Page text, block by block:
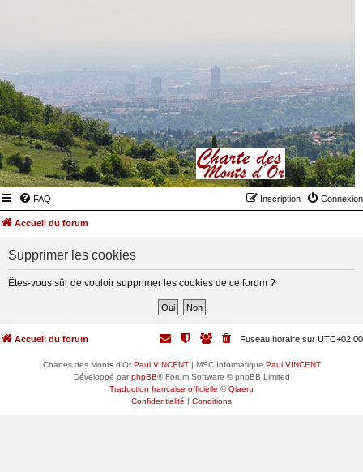
FAQ Connexion
Inscription
Accueil du forum
Supprimer les cookies
Êtes-vous sûr de vouloir supprimer les cookies de ce forum ?
Accueil du forum Fuseau horaire sur UTC+02:00
Chartes des Monts d'OrPaul VINCENT| MSC Informatique Paul VINCENT
Développé parphpBB® Forum Software © phpBB Limited
Traduction française officielle ©Qiaeru
Confidentialité | Conditions